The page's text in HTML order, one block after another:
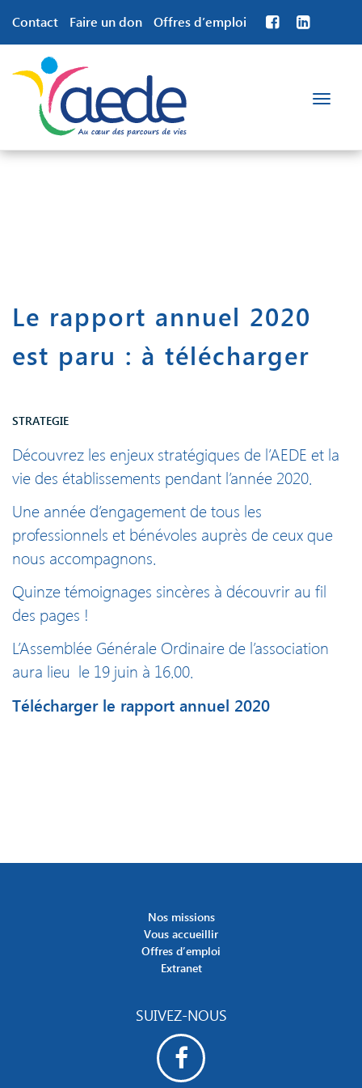
Contact Faire un don Offres d’emploi
Toggle
Le rapport annuel 2020
est paru : à télécharger
STRATEGIE
Découvrez les enjeux stratégiques de l’AEDE et la
vie des établissements pendant l’année 2020.
Une année d’engagement de tous les
professionnels et bénévoles auprès de ceux que
nous accompagnons.
Quinze témoignages sincères à découvrir au fil
des pages !
L’Assemblée Générale Ordinaire de l’association
aura lieu le 19 juin à 16.00.
Télécharger le rapport annuel 2020
Nos missions
Vous accueillir
Offres d’emploi
Extranet
SUIVEZ-NOUS